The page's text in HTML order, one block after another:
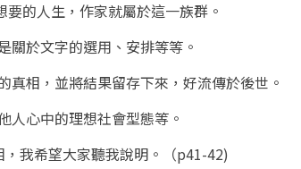
的人生，作家就屬於這一族群。
關於文字的選用、安排等等。
相，並將結果留存下來，好流傳於後世。
人心中的理想社會型態等。
我希望大家聽我說明。（p41-42)